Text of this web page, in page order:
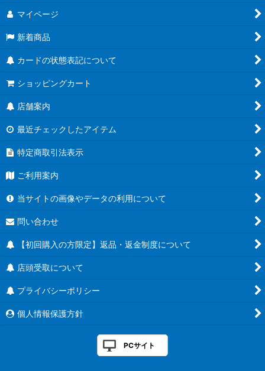
マイページ
新着商品
カードの状態表記について
ショッピングカート
店舗案内
最近チェックしたアイテム
特定商取引法表示
ご利用案内
当サイトの画像やデータの利用について
問い合わせ
【初回購入の方限定】返品・返金制度について
店頭受取について
プライバシーポリシー
個人情報保護方針
PCサイト